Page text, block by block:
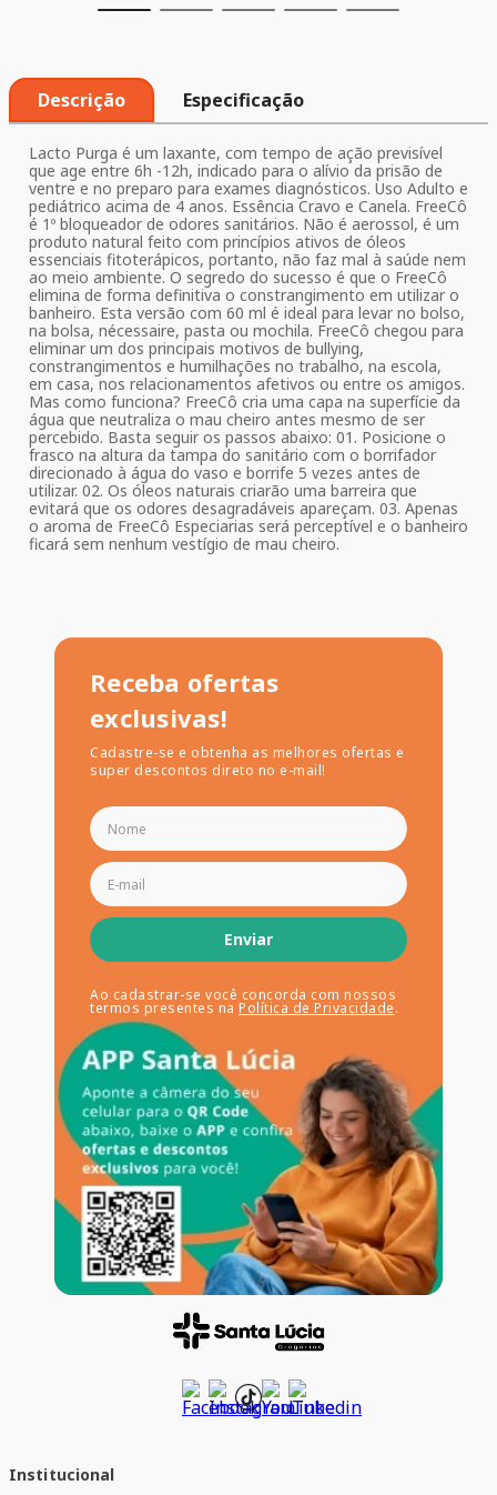
Descrição Especificação
Lacto Purga é um laxante, com tempo de ação previsível
que age entre 6h -12h, indicado para o alívio da prisão de
ventre e no preparo para exames diagnósticos. Uso Adulto e
pediátrico acima de 4 anos. Essência Cravo e Canela. FreeCô
é 1º bloqueador de odores sanitários. Não é aerossol, é um
produto natural feito com princípios ativos de óleos
essenciais fitoterápicos, portanto, não faz mal à saúde nem
ao meio ambiente. O segredo do sucesso é que o FreeCô
elimina de forma definitiva o constrangimento em utilizar o
banheiro. Esta versão com 60 ml é ideal para levar no bolso,
na bolsa, nécessaire, pasta ou mochila. FreeCô chegou para
eliminar um dos principais motivos de bullying,
constrangimentos e humilhações no trabalho, na escola,
em casa, nos relacionamentos afetivos ou entre os amigos.
Mas como funciona? FreeCô cria uma capa na superfície da
água que neutraliza o mau cheiro antes mesmo de ser
percebido. Basta seguir os passos abaixo: 01. Posicione o
frasco na altura da tampa do sanitário com o borrifador
direcionado à água do vaso e borrife 5 vezes antes de
utilizar. 02. Os óleos naturais criarão uma barreira que
evitará que os odores desagradáveis apareçam. 03. Apenas
o aroma de FreeCô Especiarias será perceptível e o banheiro
ficará sem nenhum vestígio de mau cheiro.
Receba ofertas
exclusivas!
Cadastre-se e obtenha as melhores ofertas e
super descontos direto no e-mail!
Enviar
Ao cadastrar-se você concorda com nossos
termos presentes na Política de Privacidade.
Institucional